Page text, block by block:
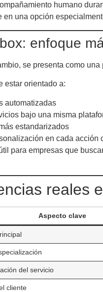
humano
en una opción
enfoque
se presenta como una
estar orientado a:
automatizadas
bajo una misma
estandarizados
en cada acción
para empresas que
reales
Aspecto clave
del servicio
cliente